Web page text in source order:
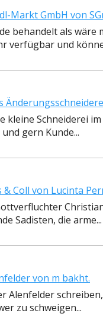
Markt GmbH von
behandelt als wäre
verfügbar und
Schneiderei
gern Kunde...
Coll von Lucinta
Sadisten, die arme...
von m bakht.
Alenfelder
zu schweigen...